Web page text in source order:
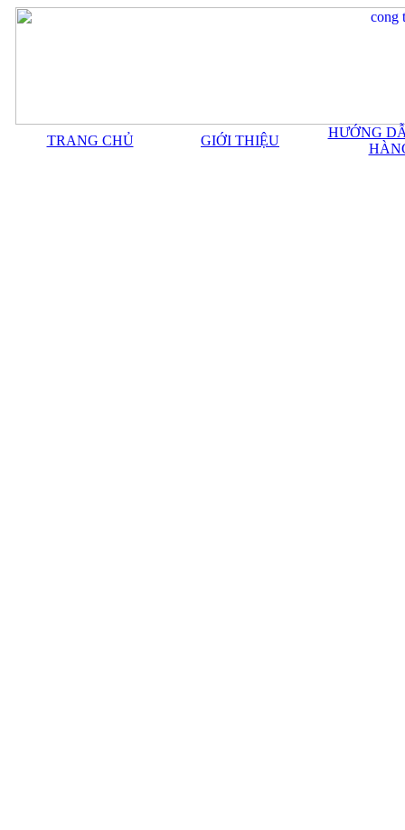
TRANG CHỦ GIỚI THIỆU
HƯỚNG